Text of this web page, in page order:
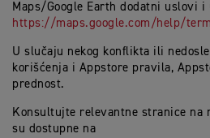
Maps/Google Earth dodatni uslovi i
https://maps.google.com/help/
U slučaju nekog konflikta ili
korišćenja i Appstore pravila,
prednost.
Konsultujte relevantne stranice na
su dostupne na